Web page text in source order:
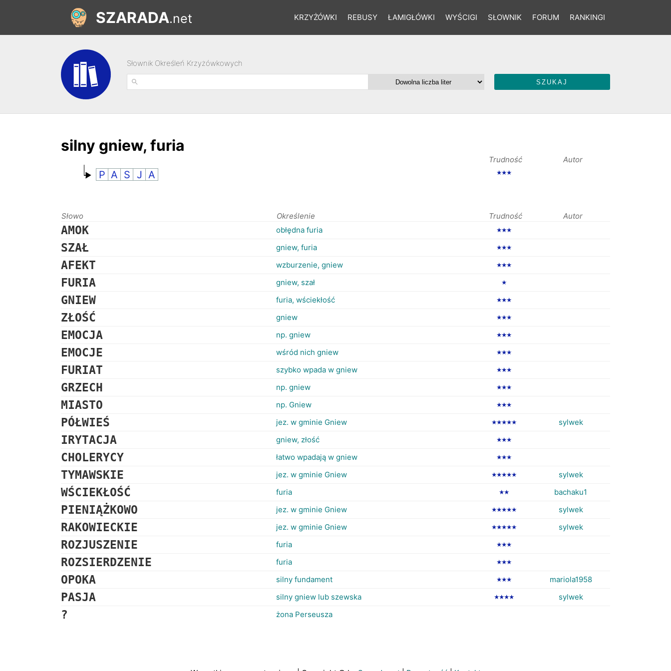
KRZYŻÓWKI REBUSY ŁAMIGŁÓWKI WYŚCIGI SŁOWNIK FORUM RANKINGI
SZARADA.net
Słownik Określeń Krzyżówkowych
silny gniew, furia
Trudność Autor
P A S J A ★★★
Słowo Określenie Trudność Autor
AMOK obłędna furia ★★★
SZAŁ gniew, furia ★★★
AFEKT wzburzenie, gniew ★★★
FURIA gniew, szał ★
GNIEW furia, wściekłość ★★★
ZŁOŚĆ gniew ★★★
EMOCJA np. gniew ★★★
EMOCJE wśród nich gniew ★★★
FURIAT szybko wpada w gniew ★★★
GRZECH np. gniew ★★★
MIASTO np. Gniew ★★★
PÓŁWIEŚ jez. w gminie Gniew ★★★★★ sylwek
IRYTACJA gniew, złość ★★★
CHOLERYCY łatwo wpadają w gniew ★★★
TYMAWSKIE jez. w gminie Gniew ★★★★★ sylwek
WŚCIEKŁOŚĆ furia ★★ bachaku1
PIENIĄŻKOWO jez. w gminie Gniew ★★★★★ sylwek
RAKOWIECKIE jez. w gminie Gniew ★★★★★ sylwek
ROZJUSZENIE furia ★★★
ROZSIERDZENIE furia ★★★
OPOKA silny fundament ★★★ mariola1958
PASJA silny gniew lub szewska ★★★★ sylwek
? żona Perseusza